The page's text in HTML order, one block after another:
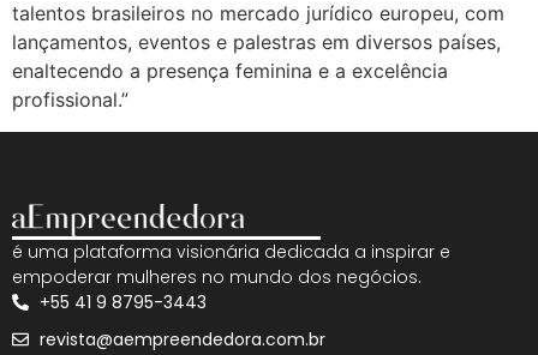
talentos brasileiros no mercado jurídico europeu, com
lançamentos, eventos e palestras em diversos países,
enaltecendo a presença feminina e a excelência
profissional.”
é uma plataforma visionária dedicada a inspirar e
empoderar mulheres no mundo dos negócios.
+55 41 9 8795-3443
revista@aempreendedora.com.br